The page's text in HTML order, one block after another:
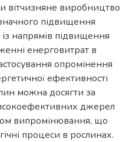
вітчизняне виробництво
підвищення
напрямів підвищення
енерговитрат в
опромінення
ефективності
можна досягти за
джерел
випромінювання, що
процеси в рослинах.